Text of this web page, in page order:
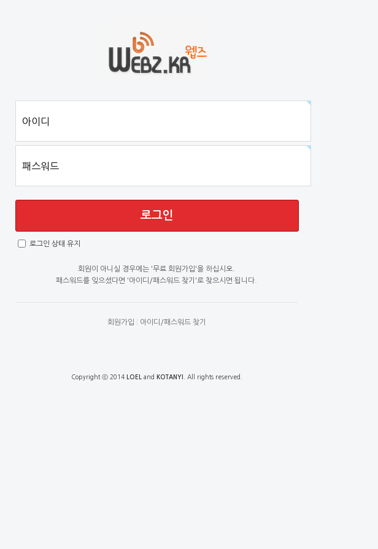
로그인
로그인 상태 유지
회원이 아니실 경우에는 '무료 회원가입'을 하십시오.
패스워드를 잊으셨다면 '아이디/패스워드 찾기'로 찾으시면 됩니다.
회원가입 아이디/패스워드 찾기
Copyright ⓒ 2014 LOEL and KOTANYI . All rights reserved.